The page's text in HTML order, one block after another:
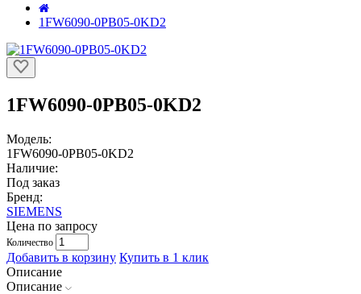
1FW6090-0PB05-0KD2
1FW6090-0PB05-0KD2
Модель:
1FW6090-0PB05-0KD2
Наличие:
Под заказ
Бренд:
SIEMENS
Цена по запросу
Количество
Добавить в корзину Купить в 1 клик
Описание
Описание